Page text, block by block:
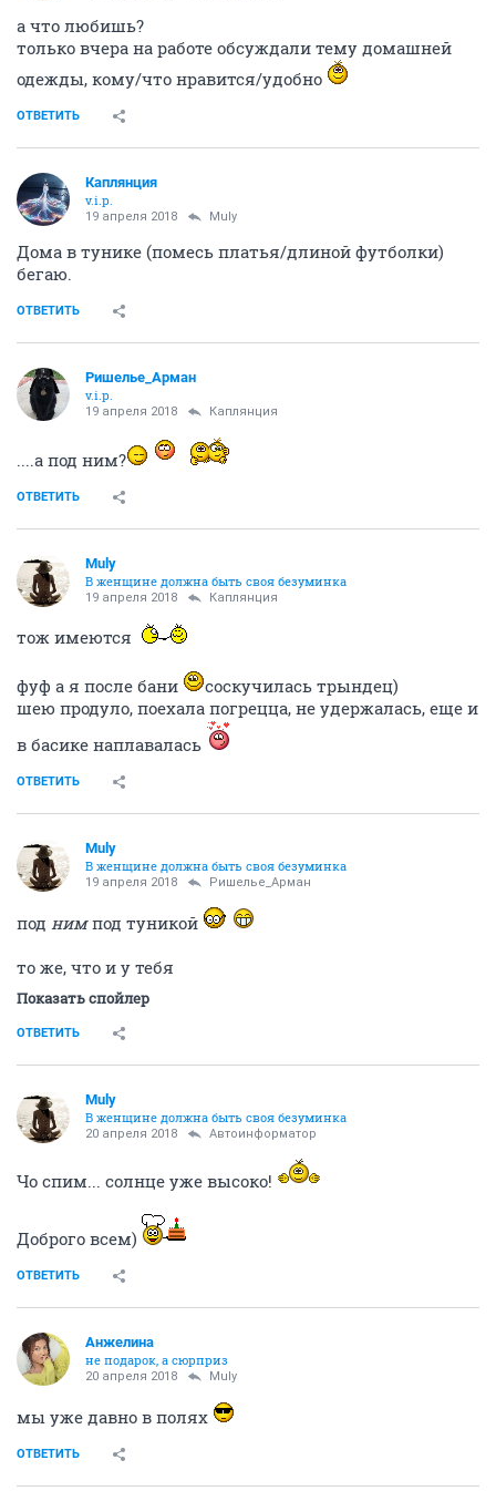
а что любишь?
только вчера на работе обсуждали тему домашней
одежды, кому/что нравится/удобно
ОТВЕТИТЬ
Каплянция
v.i.p.
19 апреля 2018 Muly
Дома в тунике (помесь платья/длиной футболки)
бегаю.
ОТВЕТИТЬ
Ришелье_Арман
v.i.p.
19 апреля 2018 Каплянция
....а под ним?
ОТВЕТИТЬ
Muly
В женщине должна быть своя безyминка
19 апреля 2018 Каплянция
тож имеются
фуф а я после бани
соскучилась трындец)
шею продуло, поехала погрецца, не удержалась, еще и
в басике наплавалась
ОТВЕТИТЬ
Muly
В женщине должна быть своя безyминка
19 апреля 2018 Ришелье_Арман
под нимпод туникой
то же, что и у тебя
Показать спойлер
ОТВЕТИТЬ
Muly
В женщине должна быть своя безyминка
20 апреля 2018 Автоинформатор
Чо спим... солнце уже высоко!
Доброго всем)
ОТВЕТИТЬ
Aнжелина
не подарок, а сюрприз
20 апреля 2018 Muly
мы уже давно в полях
ОТВЕТИТЬ